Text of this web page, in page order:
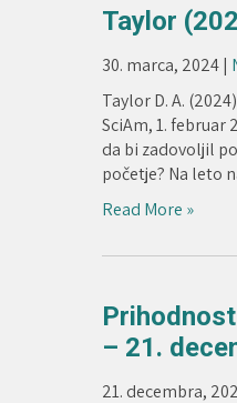
Taylor
30. marca, 2024|
Taylor D. A.
SciAm, 1.
da bi zadovoljil
početje? Na leto
Read More »
– 21.
21. decembra,